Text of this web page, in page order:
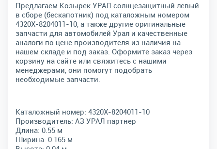
Предлагаем Козырек УРАЛ солнцезащитный левый
в сборе (бескапотник) под каталожным номером
4320Х-8204011-10, а также другие оригинальные
запчасти для автомобилей Урал и качественные
аналоги по цене производителя из наличия на
нашем складе и под заказ. Оформите заказ через
корзину на сайте или свяжитесь с нашими
менеджерами, они помогут подобрать
необходимые запчасти.
Каталожный номер: 4320Х-8204011-10
Производитель: АЗ УРАЛ партнер
Длина: 0.55 м
Ширина: 0.165 м